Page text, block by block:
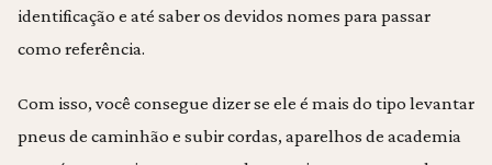
identificação e até saber os devidos nomes para passar
como referência.
Com isso, você consegue dizer se ele é mais do tipo levantar
pneus de caminhão e subir cordas, aparelhos de academia